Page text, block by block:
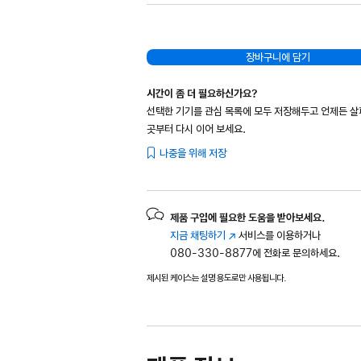
장바구니에 담기
시간이 좀 더 필요하신가요?
선택한 기기를 관심 목록에 모두 저장해두고 언제든
곳부터 다시 이어 보세요.
나중을 위해 저장
제품 구입에 필요한 도움을 받아보세요.
지금 채팅하기 (새
창에서
열림)
서비스를 이용하거나
080-330-8877에 전화로 문의하세요.
제시된 케이스는 설명 용도로만 사용됩니다.